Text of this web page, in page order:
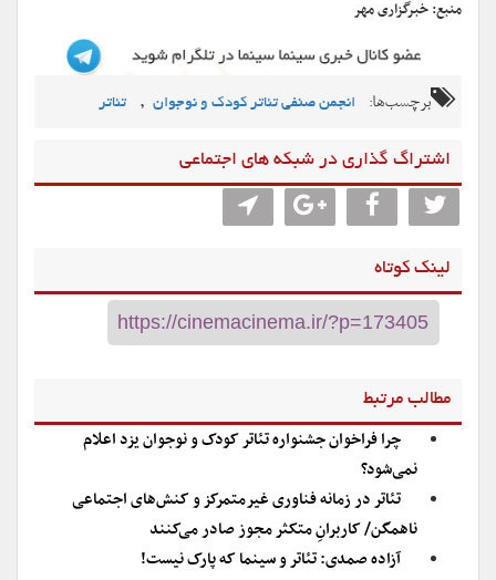
منبع: خبرگزاری مهر
برچسب‌ها: انجمن صنفی تئاتر کودک و نوجوان , تئاتر
اشتراگ گذاری در شبکه های اجتماعی
لینک کوتاه
مطالب مرتبط
چرا فراخوان جشنواره تئاتر کودک و نوجوان یزد اعلام
نمی‌شود؟
تئاتر در زمانه فناوری غیرمتمرکز و کنش‌های اجتماعی
ناهمگن/ کاربرانِ متکثر مجوز صادر می‌کنند
آزاده صمدی: تئاتر و سینما که پارک نیست!